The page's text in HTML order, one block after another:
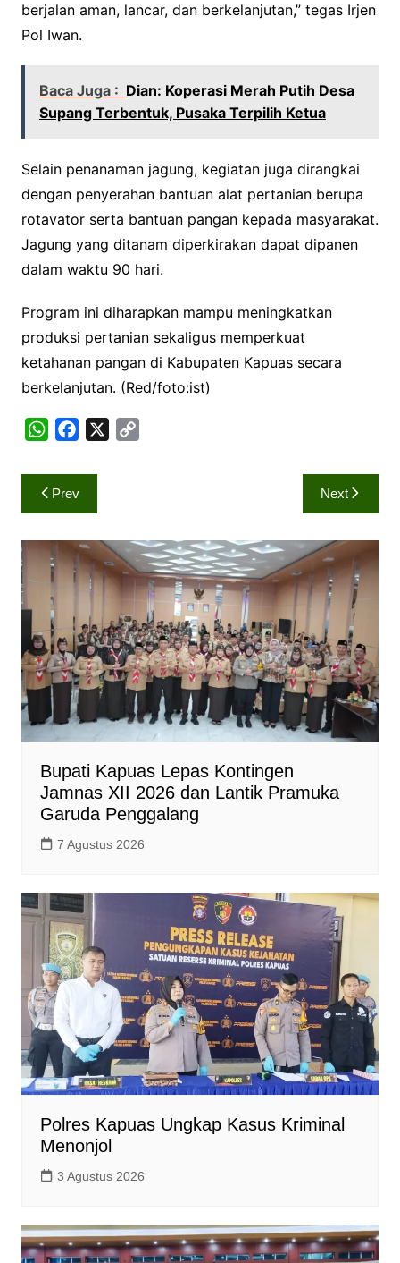
berjalan aman, lancar, dan berkelanjutan,” tegas Irjen
Pol Iwan.
Baca Juga : Dian: Koperasi Merah Putih Desa
Supang Terbentuk, Pusaka Terpilih Ketua
Selain penanaman jagung, kegiatan juga dirangkai
dengan penyerahan bantuan alat pertanian berupa
rotavator serta bantuan pangan kepada masyarakat.
Jagung yang ditanam diperkirakan dapat dipanen
dalam waktu 90 hari.
Program ini diharapkan mampu meningkatkan
produksi pertanian sekaligus memperkuat
ketahanan pangan di Kabupaten Kapuas secara
berkelanjutan. (Red/foto:ist)
W
a
t
A
p
p
c
e
o
o
i
n
k
Navigasi
pos
Prev Next
Bupati Kapuas Lepas Kontingen
Jamnas XII 2026 dan Lantik Pramuka
Garuda Penggalang
7 Agustus 2026
Polres Kapuas Ungkap Kasus Kriminal
Menonjol
3 Agustus 2026